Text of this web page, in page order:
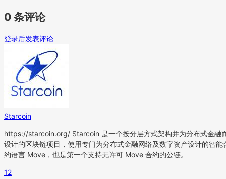
0 条评论
登录后发表评论
Starcoin
https://starcoin.org/ Starcoin 是一个按分层方式架构并为分布式金融
设计的区块链项目，使用专门为分布式金融网络及数字资产设计的智能
约语言 Move，也是第一个支持无许可 Move 合约的公链。
12